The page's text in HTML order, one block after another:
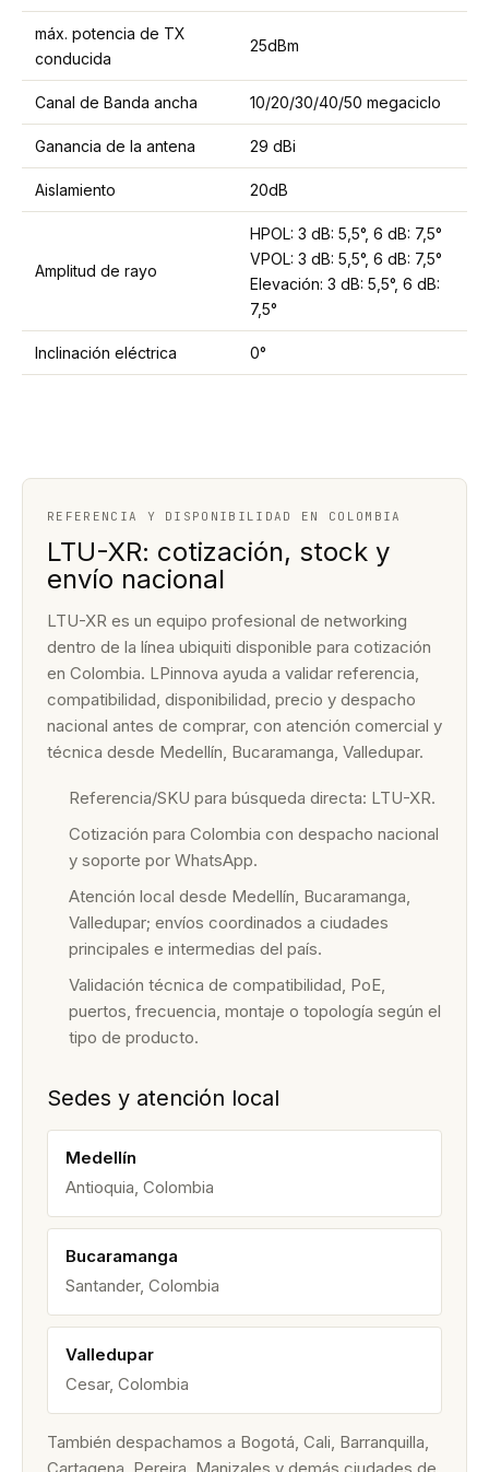
máx. potencia de TX
conducida
25dBm
Canal de Banda ancha 10/20/30/40/50 megaciclo
Ganancia de la antena 29 dBi
Aislamiento 20dB
Amplitud de rayo
HPOL: 3 dB: 5,5°, 6 dB: 7,5°
VPOL: 3 dB: 5,5°, 6 dB: 7,5°
Elevación: 3 dB: 5,5°, 6 dB:
7,5°
Inclinación eléctrica 0°
REFERENCIA Y DISPONIBILIDAD EN COLOMBIA
LTU-XR: cotización, stock y
envío nacional
LTU-XR es un equipo profesional de networking
dentro de la línea ubiquiti disponible para cotización
en Colombia. LPinnova ayuda a validar referencia,
compatibilidad, disponibilidad, precio y despacho
nacional antes de comprar, con atención comercial y
técnica desde Medellín, Bucaramanga, Valledupar.
Referencia/SKU para búsqueda directa: LTU-XR.
Cotización para Colombia con despacho nacional
y soporte por WhatsApp.
Atención local desde Medellín, Bucaramanga,
Valledupar; envíos coordinados a ciudades
principales e intermedias del país.
Validación técnica de compatibilidad, PoE,
puertos, frecuencia, montaje o topología según el
tipo de producto.
Sedes y atención local
Medellín
Antioquia, Colombia
Bucaramanga
Santander, Colombia
Valledupar
Cesar, Colombia
También despachamos a Bogotá, Cali, Barranquilla,